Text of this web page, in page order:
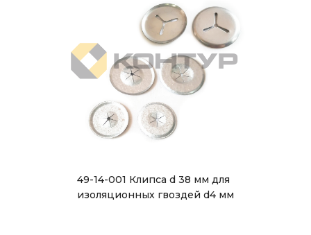
49-14-001 Клипса d 38 мм для
изоляционных гвоздей d4 мм